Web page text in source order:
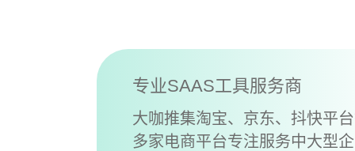
专业SAAS工具服务商
大咖推集淘宝、京东、抖快平
多家电商平台专注服务中大型